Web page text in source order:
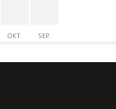
OKT.
SEP.